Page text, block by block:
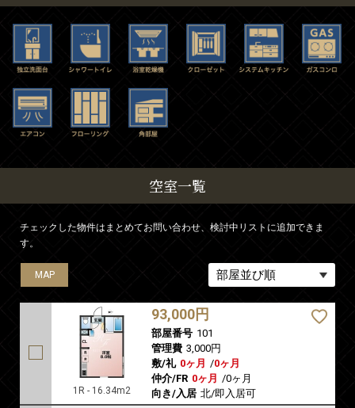
空室一覧
チェックした物件はまとめてお問い合わせ、検討中リストに追加できま
す。
MAP
1R - 16.34m2
93,000円
部屋番号 101
管理費 3,000円
敷/礼 0ヶ月 /0ヶ月
仲介/FR 0ヶ月 /0ヶ月
向き/入居 北/即入居可
MAP
MAP
MAP